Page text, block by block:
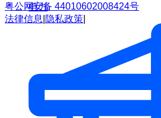
电力
粤公网安备 44010602008424号
法律信息 隐私政策